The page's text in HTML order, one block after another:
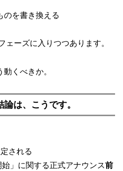
のを書き換える
ェーズに入りつつあります。
くべきか。
は、こうです。
される
」に関する正式アナウンス前